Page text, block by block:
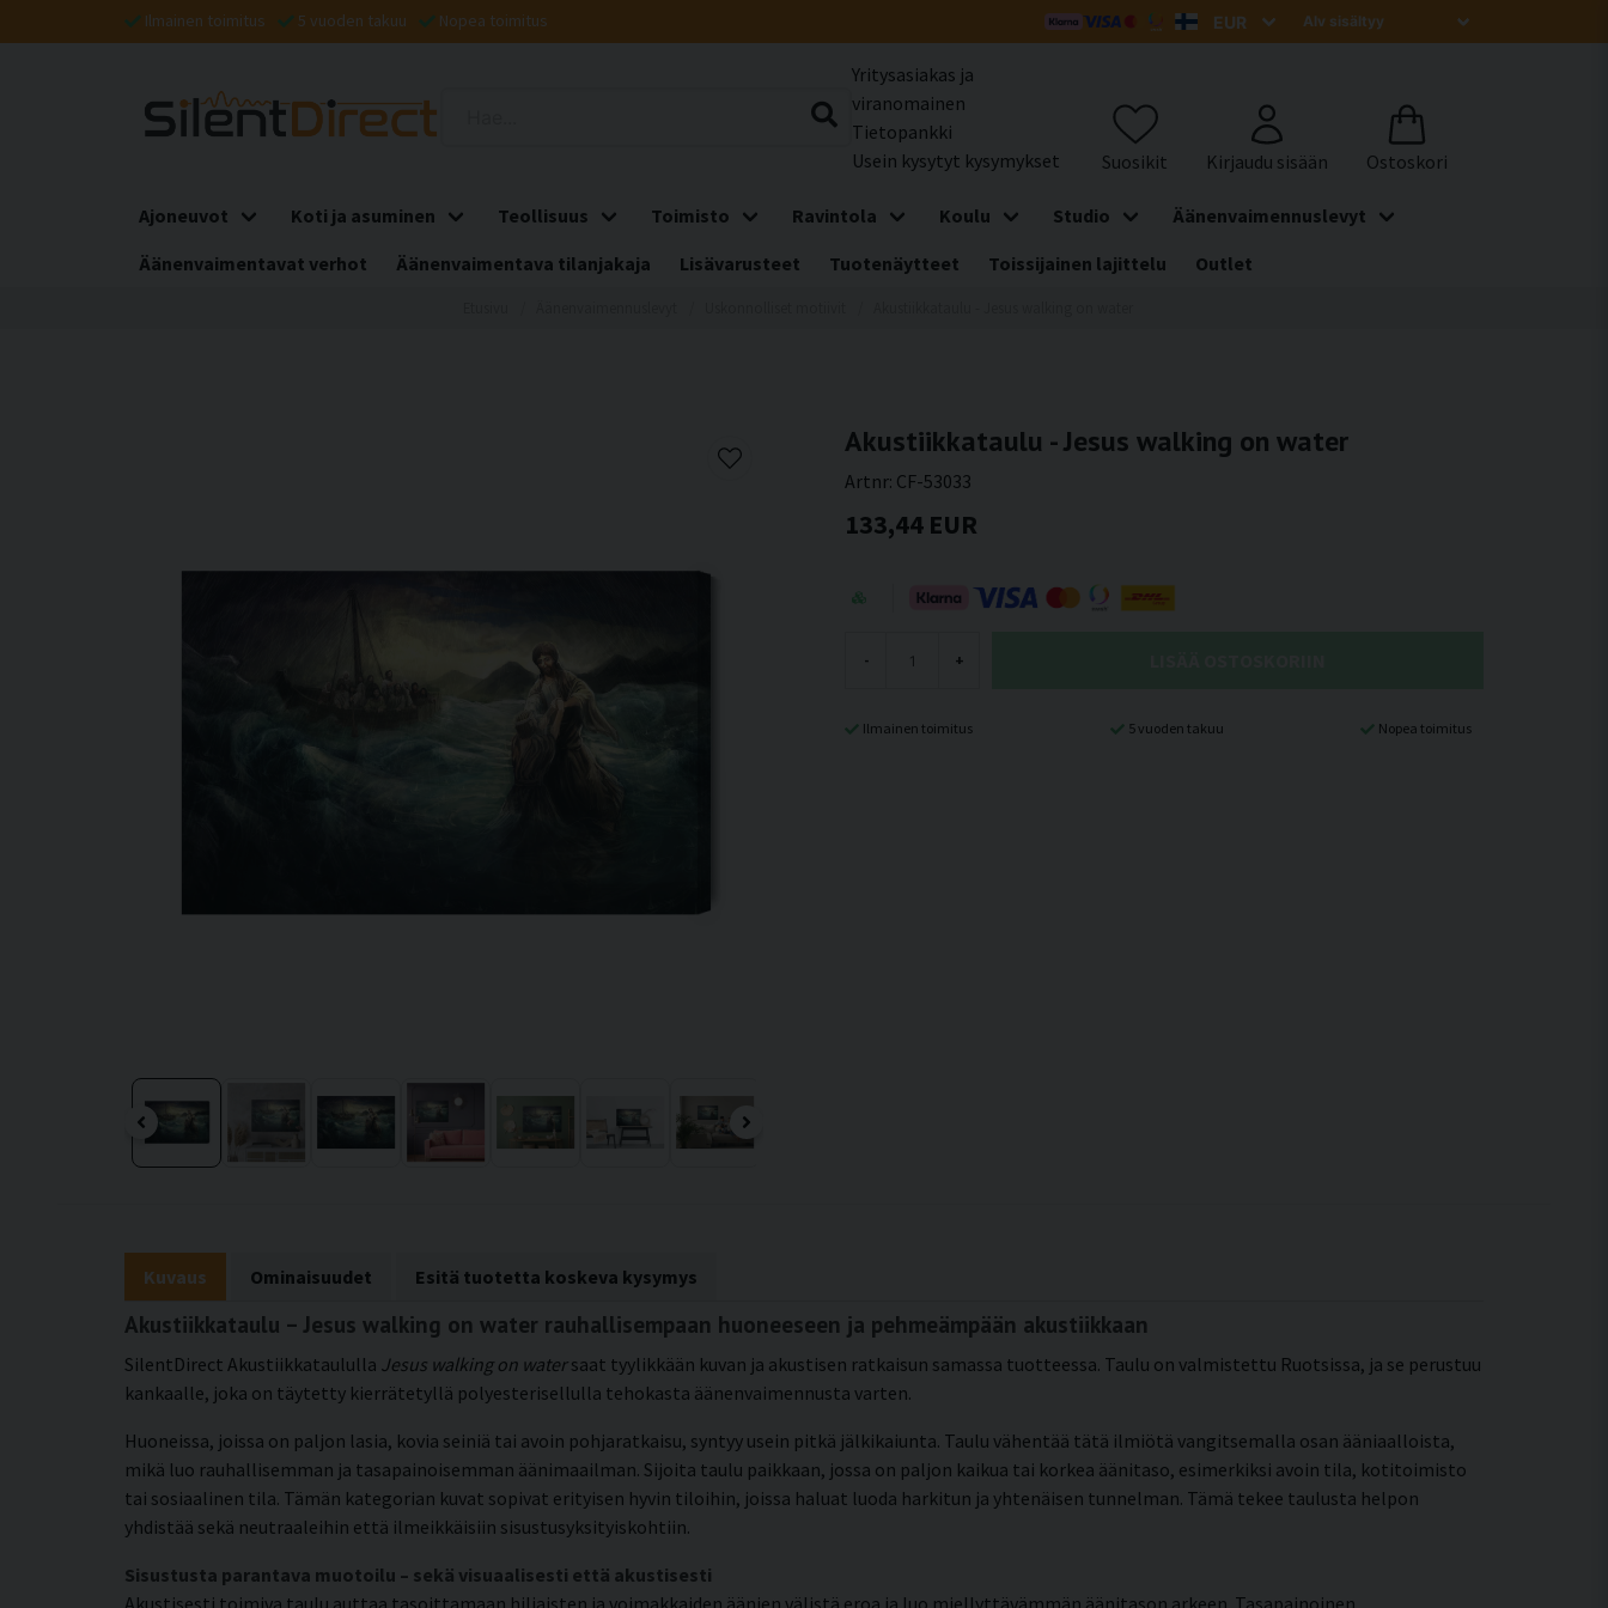
Ilmainen toimitus 5 vuoden takuu Nopea toimitus
Yritysasiakas ja
viranomainen
Tietopankki
Usein kysytyt kysymykset
Ajoneuvot Koti ja asuminen Teollisuus Toimisto Ravintola Koulu Studio
Äänenvaimennuslevyt
Äänenvaimentavat verhot
Äänenvaimentava tilanjakaja Lisävarusteet Tuotenäytteet Toissijainen lajittelu Outlet
Akustiikkataulu - Jesus walking on water
Artnr: CF-53033
133,44 EUR
- +
Ilmainen toimitus 5 vuoden takuu Nopea toimitus
Kuvaus Ominaisuudet Esitä tuotetta koskeva kysymys
Akustiikkataulu – Jesus walking on water rauhallisempaan huoneeseen ja pehmeämpään akustiikkaan
SilentDirect Akustiikkataululla Jesus walking on watersaat tyylikkään kuvan ja akustisen ratkaisun samassa tuotteessa. Taulu on valmistettu Ruotsissa, ja se perustuu
kankaalle, joka on täytetty kierrätetyllä polyesterisellulla tehokasta äänenvaimennusta varten.
Huoneissa, joissa on paljon lasia, kovia seiniä tai avoin pohjaratkaisu, syntyy usein pitkä jälkikaiunta. Taulu vähentää tätä ilmiötä vangitsemalla osan ääniaalloista,
mikä luo rauhallisemman ja tasapainoisemman äänimaailman. Sijoita taulu paikkaan, jossa on paljon kaikua tai korkea äänitaso, esimerkiksi avoin tila, kotitoimisto
tai sosiaalinen tila. Tämän kategorian kuvat sopivat erityisen hyvin tiloihin, joissa haluat luoda harkitun ja yhtenäisen tunnelman. Tämä tekee taulusta helpon
yhdistää sekä neutraaleihin että ilmeikkäisiin sisustusyksityiskohtiin.
Sisustusta parantava muotoilu – sekä visuaalisesti että akustisesti
Akustisesti toimiva taulu auttaa tasoittamaan hiljaisten ja voimakkaiden äänien välistä eroa ja luo miellyttävämmän äänitason arkeen. Tasapainoinen